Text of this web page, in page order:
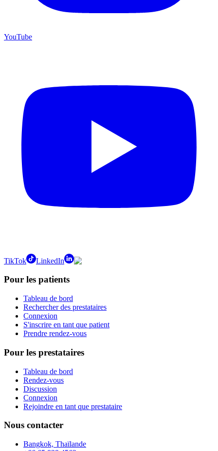
YouTube
TikTok LinkedIn
Pour les patients
Tableau de bord
Rechercher des prestataires
Connexion
S'inscrire en tant que patient
Prendre rendez-vous
Pour les prestataires
Tableau de bord
Rendez-vous
Discussion
Connexion
Rejoindre en tant que prestataire
Nous contacter
Bangkok, Thaïlande